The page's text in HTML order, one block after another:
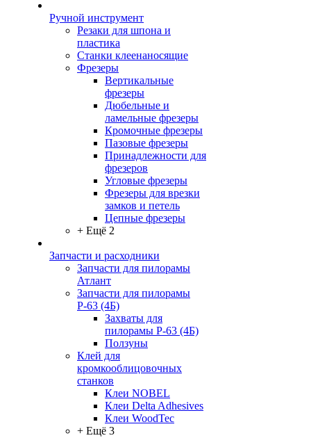
Ручной инструмент
Резаки для шпона и
пластика
Станки клеенаносящие
Фрезеры
Вертикальные
фрезеры
Дюбельные и
ламельные фрезеры
Кромочные фрезеры
Пазовые фрезеры
Принадлежности для
фрезеров
Угловые фрезеры
Фрезеры для врезки
замков и петель
Цепные фрезеры
+ Ещё 2
Запчасти и расходники
Запчасти для пилорамы
Атлант
Запчасти для пилорамы
Р-63 (4Б)
Захваты для
пилорамы Р-63 (4Б)
Ползуны
Клей для
кромкооблицовочных
станков
Клеи NOBEL
Клеи Delta Adhesives
Клеи WoodTec
+ Ещё 3